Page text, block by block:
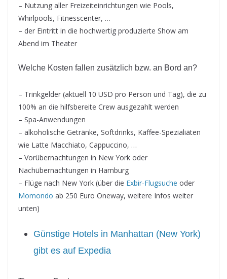
– Nutzung aller Freizeiteinrichtungen wie Pools,
Whirlpools, Fitnesscenter, …
– der Eintritt in die hochwertig produzierte Show am
Abend im Theater
Welche Kosten fallen zusätzlich bzw. an Bord an?
– Trinkgelder (aktuell 10 USD pro Person und Tag), die zu
100% an die hilfsbereite Crew ausgezahlt werden
– Spa-Anwendungen
– alkoholische Getränke, Softdrinks, Kaffee-Spezialiäten
wie Latte Macchiato, Cappuccino, …
– Vorübernachtungen in New York oder
Nachübernachtungen in Hamburg
– Flüge nach New York (über die Exbir-Flugsuche oder
Momondo ab 250 Euro Oneway, weitere Infos weiter
unten)
Günstige Hotels in Manhattan (New York)
gibt es auf Expedia